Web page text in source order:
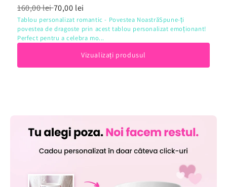
160,00 lei70,00 lei
Tablou personalizat romantic - Povestea NoastrăSpune-ți
povestea de dragoste prin acest tablou personalizat emoționant!
Perfect pentru a celebra mo...
Vizualizați produsul